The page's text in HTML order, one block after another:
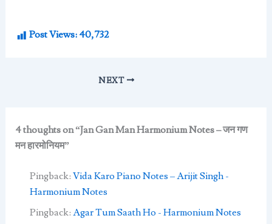
Post Views: 40,732
NEXT
4 thoughts on “Jan Gan Man Harmonium Notes – जन गण
मन हारमोनियम”
Pingback: Vida Karo Piano Notes – Arijit Singh -
Harmonium Notes
Pingback: Agar Tum Saath Ho - Harmonium Notes